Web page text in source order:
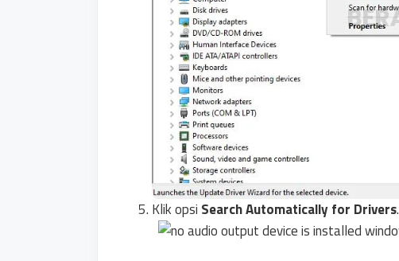
Klik opsi Search Automatically for Drivers.